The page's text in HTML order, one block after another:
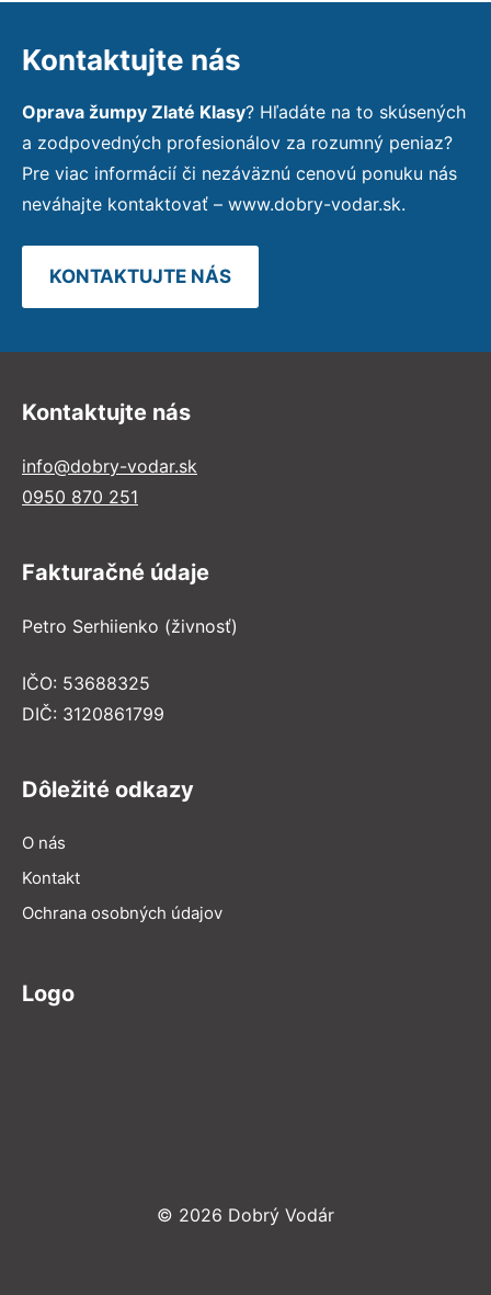
Kontaktujte nás
Oprava žumpy Zlaté Klasy? Hľadáte na to skúsených
a zodpovedných profesionálov za rozumný peniaz?
Pre viac informácií či nezáväznú cenovú ponuku nás
neváhajte kontaktovať – www.dobry-vodar.sk.
KONTAKTUJTE NÁS
Kontaktujte nás
info@dobry-vodar.sk
0950 870 251
Fakturačné údaje
Petro Serhiienko (živnosť)
IČO: 53688325
DIČ: 3120861799
Dôležité odkazy
O nás
Kontakt
Ochrana osobných údajov
Logo
© 2026 Dobrý Vodár